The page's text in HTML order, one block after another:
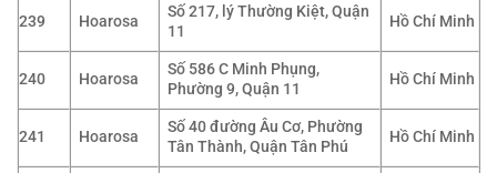
239 Hoarosa
Số 217, lý Thường Kiệt, Quận
11
Hồ Chí Minh
240 Hoarosa
Số 586 C Minh Phụng,
Phường 9, Quận 11
Hồ Chí Minh
241 Hoarosa
Số 40 đường Âu Cơ, Phường
Tân Thành, Quận Tân Phú
Hồ Chí Minh